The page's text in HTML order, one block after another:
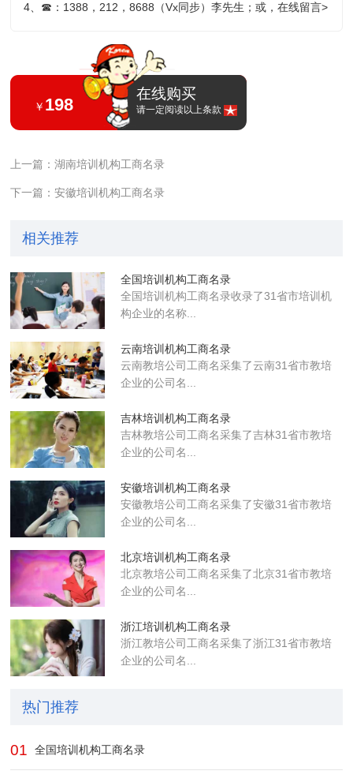
4、 ☎ ：1388，212，8688（Vx同步）李先生；或，在线留言>
￥ 198
在线购买
请一定阅读以上条款
上一篇：湖南培训机构工商名录
下一篇：安徽培训机构工商名录
相关推荐
全国培训机构工商名录
全国培训机构工商名录收录了31省市培训机
构企业的名称...
云南培训机构工商名录
云南教培公司工商名采集了云南31省市教培
企业的公司名...
吉林培训机构工商名录
吉林教培公司工商名采集了吉林31省市教培
企业的公司名...
安徽培训机构工商名录
安徽教培公司工商名采集了安徽31省市教培
企业的公司名...
北京培训机构工商名录
北京教培公司工商名采集了北京31省市教培
企业的公司名...
浙江培训机构工商名录
浙江教培公司工商名采集了浙江31省市教培
企业的公司名...
热门推荐
01 全国培训机构工商名录